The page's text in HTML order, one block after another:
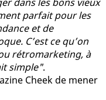
parfait pour les
et de
C’est ce qu’on
rétromarketing, à
simple".
Cheek de mener